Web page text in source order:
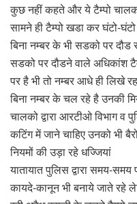
कुछ नहीं कहते और ये टैम्पो चालक
सामने ही टैम्पो खडा कर घंटो-
बिना नम्बर के भी सडको पर दौड
सडको पर दौडने वाले अधिकांश
पर है भी तो नम्बर आधे ही लिखे
बिना नम्बर के चल रहे है उनकी
चालको द्वारा आरटीओ विभाग व
कटिंग में जाने चाहिए उनको भी
नियमों की उड़ा रहे धज्जियां
यातायात पुलिस द्वारा समय-
कायदे-कानून भी बनाये जाते रहे